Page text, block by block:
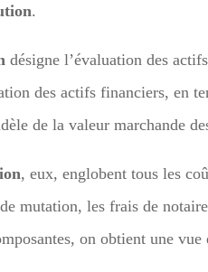
.
désigne l’évaluation des
des actifs financiers, en
de la valeur marchande
, eux, englobent tous les
mutation, les frais de
on obtient une